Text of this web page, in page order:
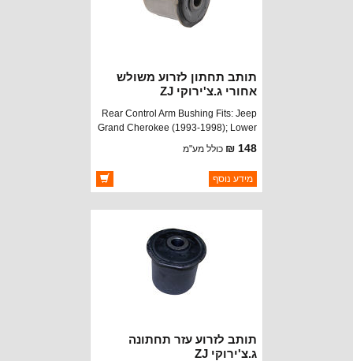
תותב תחתון לזרוע משולש
אחורי ג.צ'ירוקי ZJ
Rear Control Arm Bushing Fits: Jeep
Grand Cherokee (1993-1998); Lower
- to Body.
148 ₪ כולל מע"מ
ברקוד: 52038026
יצרן:OAKMAN OFFROAD
מידע נוסף
תותב לזרוע עזר תחתונה
ג.צ'ירוקי ZJ